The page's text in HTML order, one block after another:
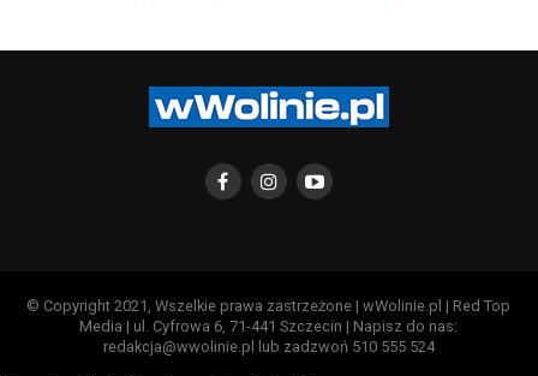
© Copyright 2021, Wszelkie prawa zastrzeżone | wWolinie.pl | Red Top
Media | ul. Cyfrowa 6, 71-441 Szczecin | Napisz do nas:
redakcja@wwolinie.pl lub zadzwoń 510 555 524